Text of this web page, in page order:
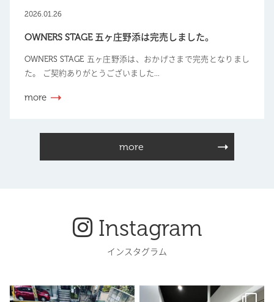
2026.01.26
OWNERS STAGE 五ヶ庄野添は完売しました。
OWNERS STAGE 五ヶ庄野添は、おかげさまで完売となりまし
た。 ご契約ありがとうございました...
more
more
Instagram
インスタグラム